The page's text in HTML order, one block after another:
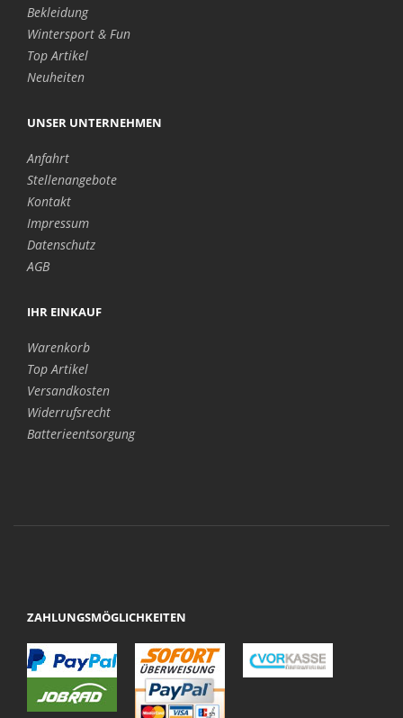
Bekleidung
Wintersport & Fun
Top Artikel
Neuheiten
UNSER UNTERNEHMEN
Anfahrt
Stellenangebote
Kontakt
Impressum
Datenschutz
AGB
IHR EINKAUF
Warenkorb
Top Artikel
Versandkosten
Widerrufsrecht
Batterieentsorgung
ZAHLUNGSMÖGLICHKEITEN